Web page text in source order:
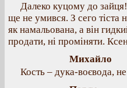
Далеко куцому до
ще не умився. З сего тіста
як намальована, а він
продати, ні проміняти.
Михайло
Кость – дука-воєвода,